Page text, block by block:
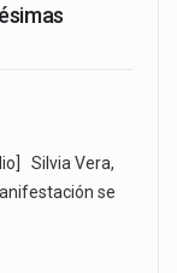
Silvia Vera,
se